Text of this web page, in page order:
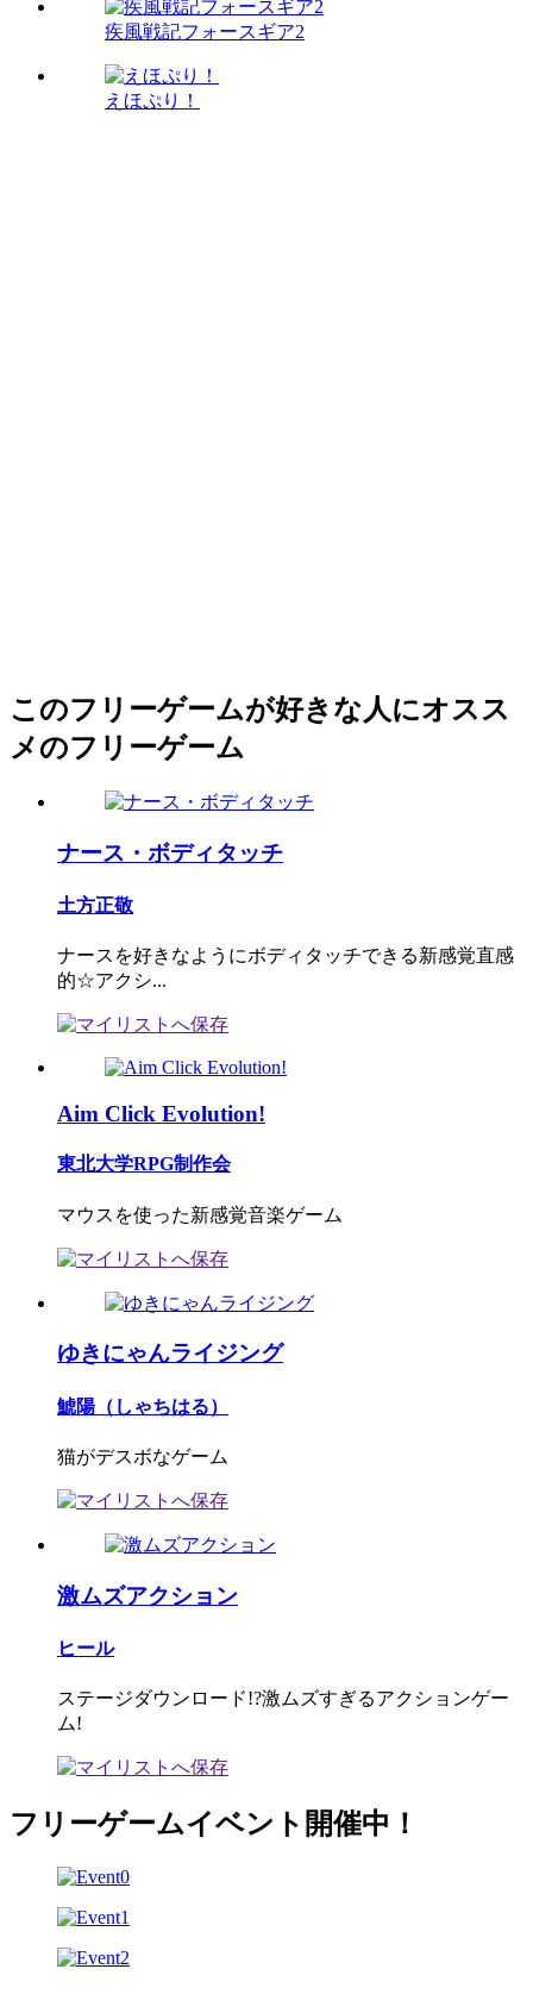
疾風戦記フォースギア2
えほぷり！
このフリーゲームが好きな人にオスス
メのフリーゲーム
ナース・ボディタッチ
土方正敬
ナースを好きなようにボディタッチできる新感覚直感
的☆アクシ...
Aim Click Evolution!
東北大学RPG制作会
マウスを使った新感覚音楽ゲーム
ゆきにゃんライジング
鯱陽（しゃちはる）
猫がデスボなゲーム
激ムズアクション
ヒール
ステージダウンロード!?激ムズすぎるアクションゲー
ム!
フリーゲームイベント開催中！